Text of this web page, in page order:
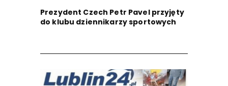
Prezydent Czech Petr Pavel przyjęty
do klubu dziennikarzy sportowych